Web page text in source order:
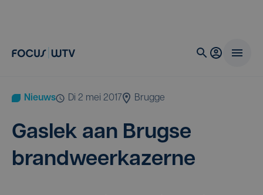
Nieuws di 2 mei 2017 Brugge
Gas­lek aan Brug­se
brandweerkazerne